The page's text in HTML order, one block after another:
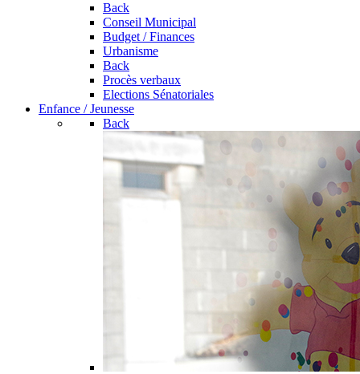
Back
Conseil Municipal
Budget / Finances
Urbanisme
Back
Procès verbaux
Elections Sénatoriales
Enfance / Jeunesse
Back